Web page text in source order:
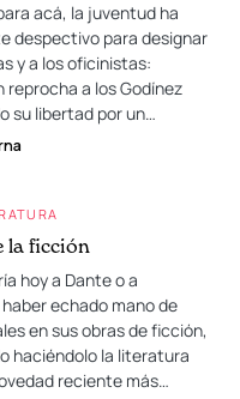
acá, la juventud ha
despectivo para designar
y a los oficinistas:
reprocha a los Godínez
su libertad por un…
la ficción
hoy a Dante o a
echado mano de
en sus obras de ficción,
haciéndolo la literatura
reciente más…